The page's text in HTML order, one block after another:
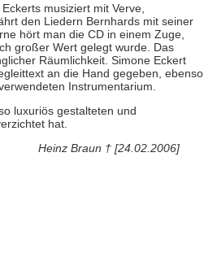
musiziert mit Verve,
den Liedern Bernhards mit seiner
hört man die CD in einem Zuge,
großer Wert gelegt wurde. Das
Räumlichkeit. Simone Eckert
an die Hand gegeben, ebenso
Instrumentarium.
luxuriös gestalteten und
hat.
Heinz Braun † [24.02.2006]